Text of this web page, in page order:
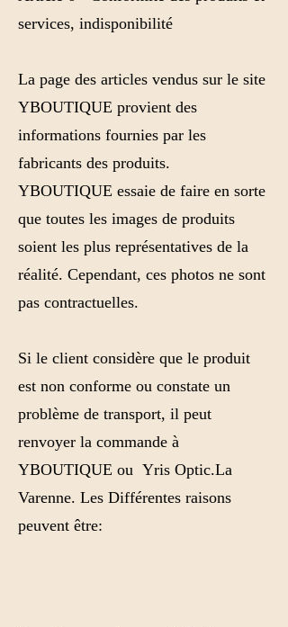
services, indisponibilité
La page des articles vendus sur le site
YBOUTIQUE provient des
informations fournies par les
fabricants des produits.
YBOUTIQUE essaie de faire en sorte
que toutes les images de produits
soient les plus représentatives de la
réalité. Cependant, ces photos ne sont
pas contractuelles.
Si le client considère que le produit
est non conforme ou constate un
problème de transport, il peut
renvoyer la commande à
YBOUTIQUE ou Yris Optic.La
Varenne. Les Différentes raisons
peuvent être: